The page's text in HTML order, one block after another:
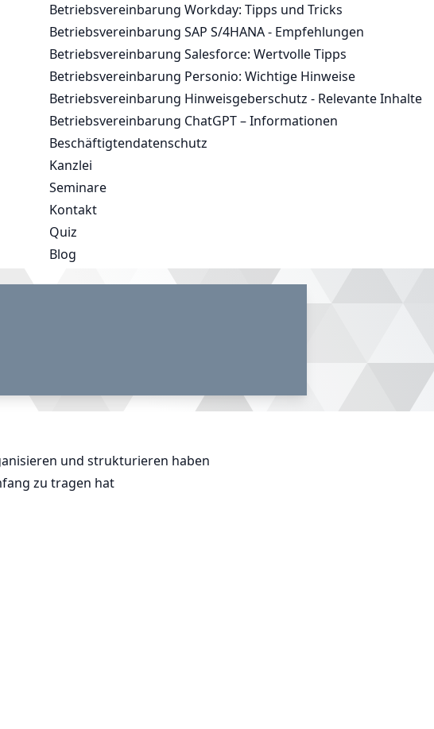
Betriebsvereinbarung Workday: Tipps und Tricks
Betriebsvereinbarung SAP S/4HANA - Empfehlungen
Betriebsvereinbarung Salesforce: Wertvolle Tipps
Betriebsvereinbarung Personio: Wichtige Hinweise
Betriebsvereinbarung Hinweisgeberschutz - Relevante Inhalte
Betriebsvereinbarung ChatGPT – Informationen
Beschäftigtendatenschutz
Kanzlei
Seminare
Kontakt
Quiz
Blog
und strukturieren haben
zu tragen hat